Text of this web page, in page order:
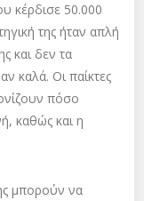
κέρδισε 50.000
της ήταν απλή
και δεν τα
καλά. Οι παίκτες
πόσο
καθώς και η
μπορούν να